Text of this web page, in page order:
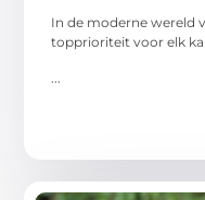
In de moderne wereld
topprioriteit voor elk